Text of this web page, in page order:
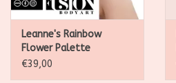
Leanne's Rainbow
Flower Palette
€39,00